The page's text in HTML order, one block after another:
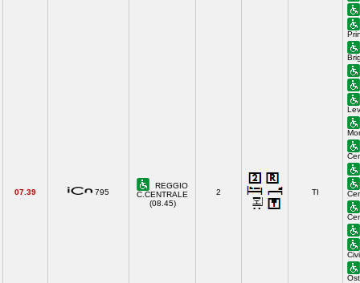
07.39 795
REGGIO
C.CENTRALE
(08.45)
2 TI